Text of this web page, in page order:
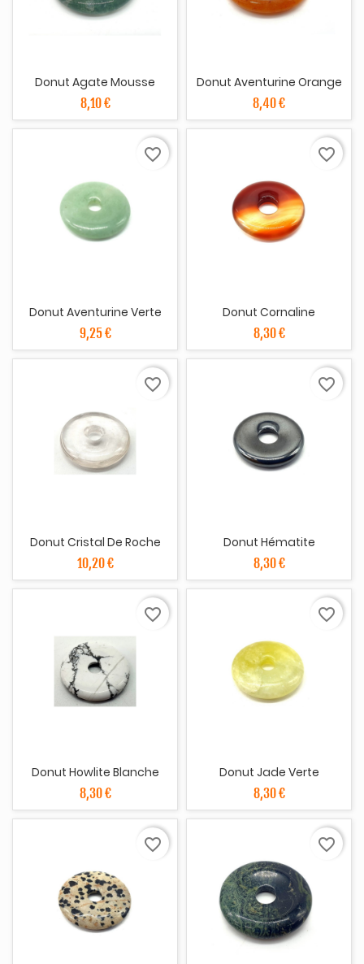
Donut Agate Mousse
8,10 €
Donut Aventurine Orange
8,40 €
Donut Aventurine Verte
9,25 €
favorite_border
Donut Cornaline
8,30 €
favorite_border
Donut Cristal De Roche
10,20 €
favorite_border
Donut Hématite
8,30 €
favorite_border
Donut Howlite Blanche
8,30 €
favorite_border
Donut Jade Verte
8,30 €
favorite_border
favorite_border favorite_border